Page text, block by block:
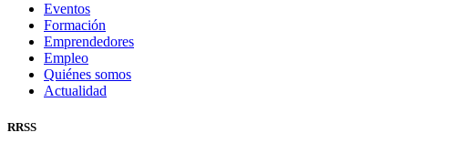
Eventos
Formación
Emprendedores
Empleo
Quiénes somos
Actualidad
RRSS